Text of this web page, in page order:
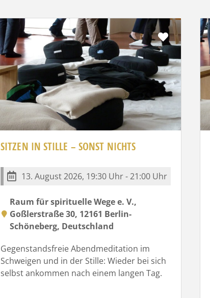
Favorit
SITZEN IN STILLE – SONST NICHTS
13. August 2026, 19:30 Uhr - 21:00 Uhr
Raum für spirituelle Wege e. V.,
Goßlerstraße 30, 12161 Berlin-
Schöneberg, Deutschland
Gegenstandsfreie Abendmeditation im
Schweigen und in der Stille: Wieder bei sich
selbst ankommen nach einem langen Tag.